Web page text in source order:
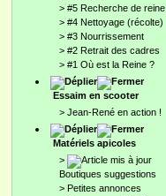
> #5 Recherche de reine
> #4 Nettoyage (récolte)
> #3 Nourrissement
> #2 Retrait des cadres
> #1 Où est la Reine ?
Essaim en scooter
> Jean-René en action !
Matériels apicoles
>
Boutiques suggestions
> Petites annonces